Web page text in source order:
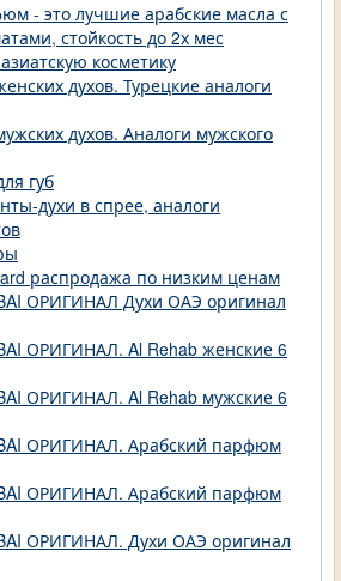
- это лучшие арабские масла с
стойкость до 2х мес
косметику
духов. Турецкие аналоги
духов. Аналоги мужского
губ
духи в спрее, аналоги
распродажа по низким ценам
ОРИГИНАЛ Духи ОАЭ оригинал
ОРИГИНАЛ. Al Rehab женские 6
ОРИГИНАЛ. Al Rehab мужские 6
ОРИГИНАЛ. Арабский парфюм
ОРИГИНАЛ. Арабский парфюм
ОРИГИНАЛ. Духи ОАЭ оригинал